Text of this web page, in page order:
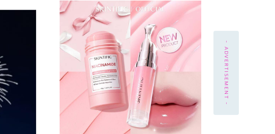
- ADVERTISEMENT -